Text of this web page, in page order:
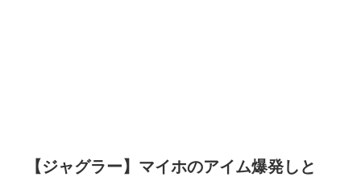
【ジャグラー】マイホのアイム爆発しと